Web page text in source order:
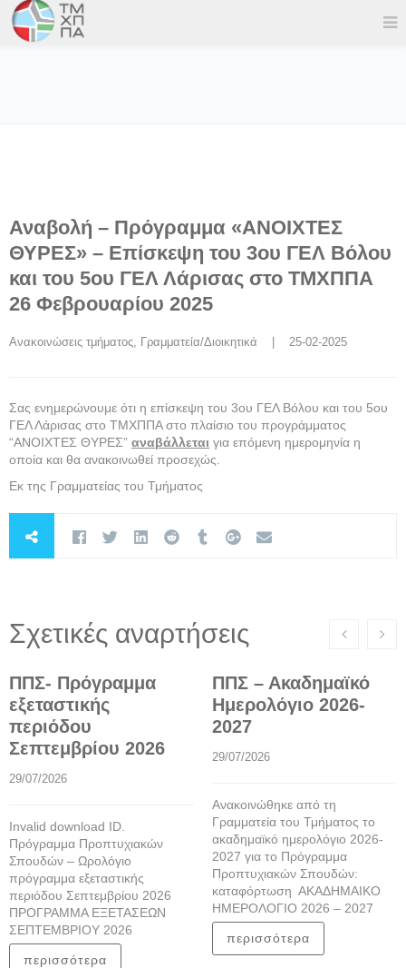
Αναβολή – Πρόγραμμα «ΑΝΟΙΧΤΕΣ
ΘΥΡΕΣ» – Επίσκεψη του 3ου ΓΕΛ Βόλου
και του 5ου ΓΕΛ Λάρισας στο ΤΜΧΠΠΑ
26 Φεβρουαρίου 2025
Ανακοινώσεις τμήματος, Γραμματεία/Διοικητικά
    |    25-02-2025
Σας ενημερώνουμε ότι η επίσκεψη του 3ου ΓΕΛ Βόλου και του 5ου
ΓΕΛ Λάρισας στο ΤΜΧΠΠΑ στο πλαίσιο του προγράμματος
“ΑΝΟΙΧΤΕΣ ΘΥΡΕΣ” αναβάλλεται για επόμενη ημερομηνία η
οποία και θα ανακοινωθεί προσεχώς.
Εκ της Γραμματείας του Τμήματος
Σχετικές αναρτήσεις
ΠΠΣ- Πρόγραμμα
εξεταστικής
περιόδου
Σεπτεμβρίου 2026
29/07/2026
Invalid download ID.
Πρόγραμμα Προπτυχιακών
Σπουδών – Ωρολόγιο
πρόγραμμα εξεταστικής
περιόδου Σεπτεμβρίου 2026
ΠΡΟΓΡΑΜΜΑ ΕΞΕΤΑΣΕΩΝ
ΣΕΠΤΕΜΒΡΙΟΥ 2026
περισσότερα
ΠΠΣ – Ακαδημαϊκό
Ημερολόγιο 2026-
2027
29/07/2026
Ανακοινώθηκε από τη
Γραμματεία του Τμήματος το
ακαδημαϊκό ημερολόγιο 2026-
2027 για το Πρόγραμμα
Προπτυχιακών Σπουδών:
καταφόρτωση ΑΚΑΔΗΜΑΙΚΟ
ΗΜΕΡΟΛΟΓΙΟ 2026 – 2027
περισσότερα